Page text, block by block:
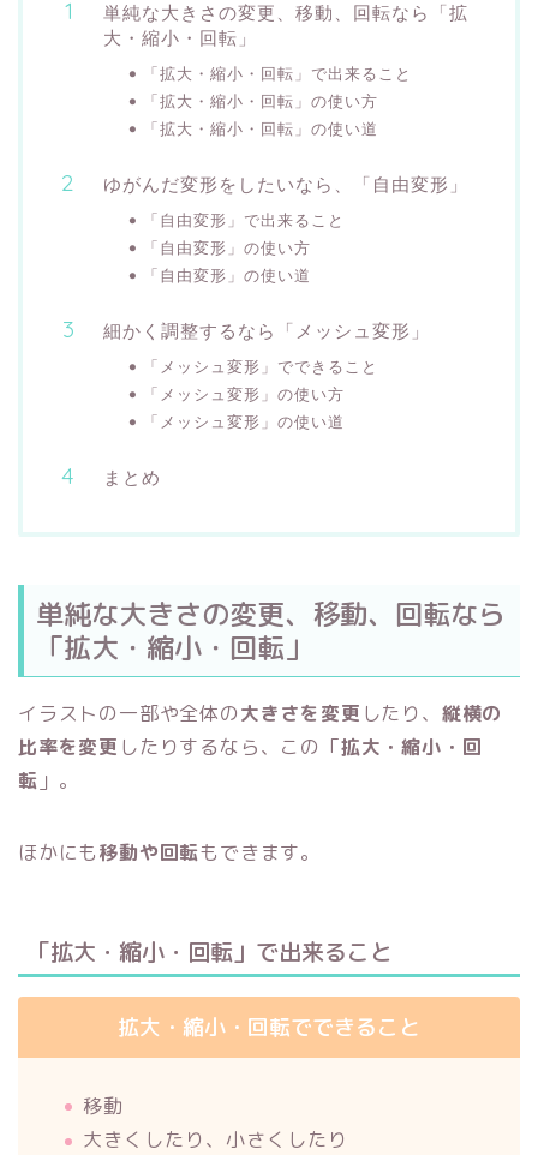
単純な大きさの変更、移動、回転なら「拡
大・縮小・回転」
「拡大・縮小・回転」で出来ること
「拡大・縮小・回転」の使い方
「拡大・縮小・回転」の使い道
ゆがんだ変形をしたいなら、「自由変形」
「自由変形」で出来ること
「自由変形」の使い方
「自由変形」の使い道
細かく調整するなら「メッシュ変形」
「メッシュ変形」でできること
「メッシュ変形」の使い方
「メッシュ変形」の使い道
まとめ
単純な大きさの変更、移動、回転なら
「拡大・縮小・回転」
イラストの一部や全体の大きさを変更 したり、 縦横の
比率を変更 したりするなら、この「拡大・縮小・回
転 」。
ほかにも移動や回転もできます。
「拡大・縮小・回転」で出来ること
拡大・縮小・回転でできること
移動
大きくしたり、小さくしたり